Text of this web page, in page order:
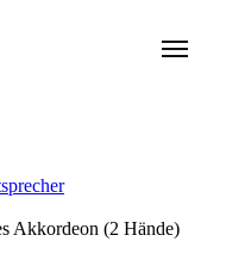
Akkordeon (2 Hände)